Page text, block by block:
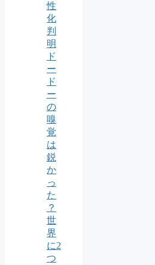
性
化
判
明
ド
ー
ド
ー
の
嗅
覚
は
鋭
か
っ
た
？
世
界
に2
つ